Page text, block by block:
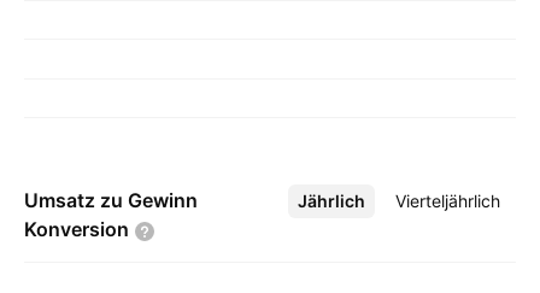
Umsatz zu Gewinn
Konversion
Jährlich Vierteljährlich
Mehr